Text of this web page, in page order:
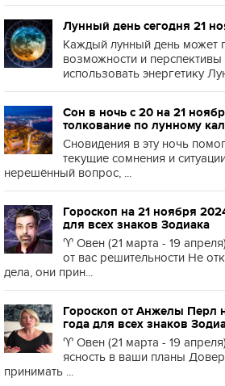
Лунный день сегодня 21
Каждый лунный день может
возможности и
использовать энергетику
Сон в ночь с 20 на 21
толкование по лунному
Сновидения в эту ночь
текущие сомнения и
нерешённый вопрос, ...
Гороскоп на 21 ноября
для всех знаков Зодиака
♈️ Овен (21 марта - 19
от вас решительности Не
дела, они прин...
Гороскоп от Анжелы Перл
года для всех знаков
♈️ Овен (21 марта - 19
ясность в ваши планы
принимать ...